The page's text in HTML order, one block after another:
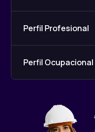
Perfil Profesional
Perfil Ocupacional